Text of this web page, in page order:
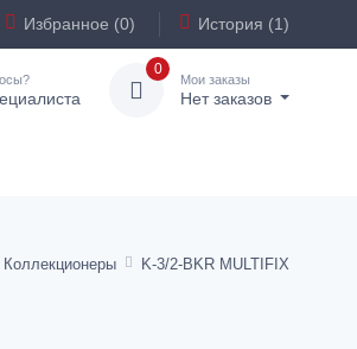
Избранное (0) История (1)
0
Мои заказы
Нет заказов
Коллекционеры K-3/2-BKR MULTIFIX